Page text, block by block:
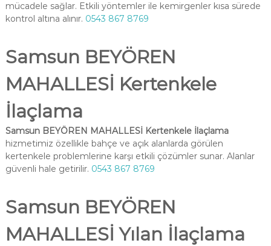
mücadele sağlar. Etkili yöntemler ile kemirgenler kısa sürede
kontrol altına alınır. 0543 867 8769
Samsun BEYÖREN
MAHALLESİ Kertenkele
İlaçlama
Samsun BEYÖREN MAHALLESİ Kertenkele İlaçlama
hizmetimiz özellikle bahçe ve açık alanlarda görülen
kertenkele problemlerine karşı etkili çözümler sunar. Alanlar
güvenli hale getirilir. 0543 867 8769
Samsun BEYÖREN
MAHALLESİ Yılan İlaçlama